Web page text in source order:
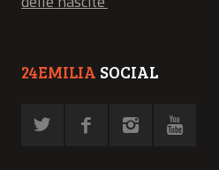
24EMILIA SOCIAL